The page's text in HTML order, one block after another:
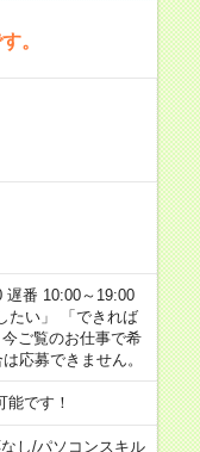
。
遅番 10:00～19:00
たい」 「できれば
ご覧のお仕事で希
応募できません。
です！
し/パソコンスキル